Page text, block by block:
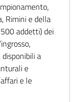
Rimini e della
addetti) dei
a
e
e le